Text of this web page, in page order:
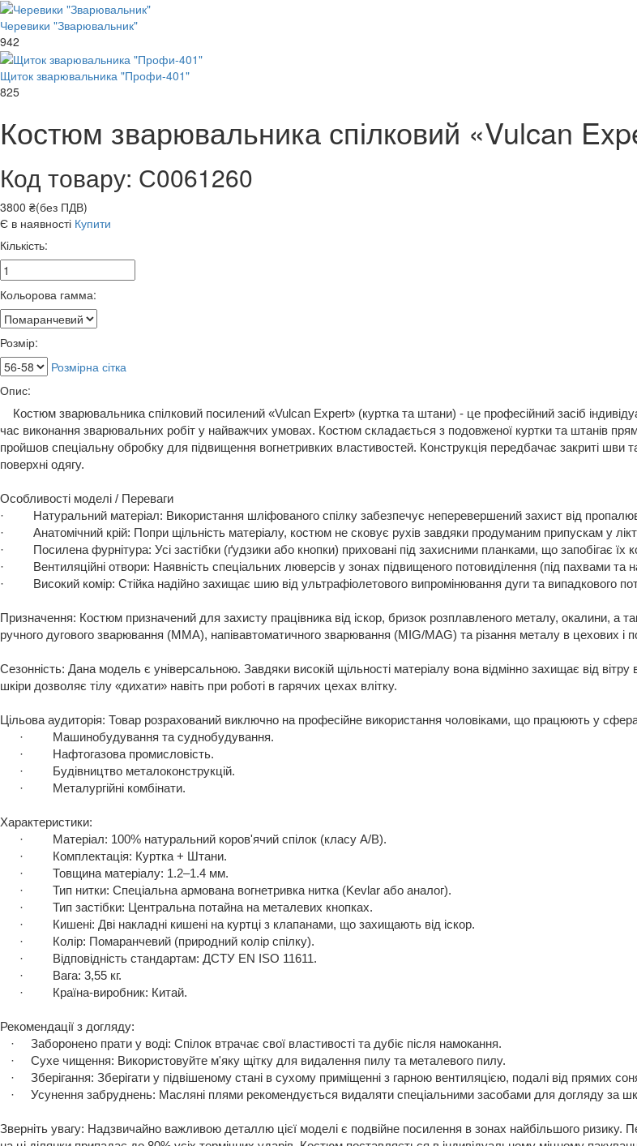
Черевики "Зварювальник"
942
Щиток зварювальника "Профи-401"
825
Костюм зварювальника спілковий «Vulcan
Код товару: С0061260
3800 ₴(без ПДВ)
Є в наявності Купити
Кількість:
Кольорова гамма:
Розмір:
Розмірна сітка
Опис:
Костюм зварювальника спілковий посилений «Vulcan Expert» (куртка та штани) - це професійний засіб
час виконання зварювальних робіт у найважчих умовах. Костюм складається з подовженої куртки та штанів
пройшов спеціальну обробку для підвищення вогнетривких властивостей. Конструкція передбачає закриті
поверхні одягу.
Особливості моделі / Переваги
·
Натуральний матеріал: Використання шліфованого спілку забезпечує неперевершений захист від
· Анатомічний крій: Попри щільність матеріалу, костюм не сковує рухів завдяки продуманим припускам у
·
Посилена фурнітура: Усі застібки (ґудзики або кнопки) приховані під захисними планками, що запобігає
·
Вентиляційні отвори: Наявність спеціальних люверсів у зонах підвищеного потовиділення (під пахвами та
·
Високий комір: Стійка надійно захищає шию від ультрафіолетового випромінювання дуги та випадкового
Призначення: Костюм призначений для захисту працівника від іскор, бризок розплавленого металу, окалини, а
ручного дугового зварювання (MMA), напівавтоматичного зварювання (MIG/MAG) та різання металу в цехових і
Сезонність: Дана модель є універсальною. Завдяки високій щільності матеріалу вона відмінно захищає від
шкіри дозволяє тілу «дихати» навіть при роботі в гарячих цехах влітку.
Цільова аудиторія: Товар розрахований виключно на професійне використання чоловіками, що працюють у
·
Машинобудування та суднобудування.
·
Нафтогазова промисловість.
·
Будівництво металоконструкцій.
·
Металургійні комбінати.
Характеристики:
·
Матеріал: 100% натуральний коров'ячий спілок (класу А/В).
·
Комплектація: Куртка + Штани.
· Товщина матеріалу: 1.2–1.4 мм.
· Тип нитки: Спеціальна армована вогнетривка нитка (Kevlar або аналог).
· Тип застібки: Центральна потайна на металевих кнопках.
·
Кишені: Дві накладні кишені на куртці з клапанами, що захищають від іскор.
·
Колір: Помаранчевий (природний колір спілку).
·
Відповідність стандартам: ДСТУ EN ISO 11611.
·
Вага: 3,55 кг.
·
Країна-виробник: Китай.
Рекомендації з догляду:
·
Заборонено прати у воді: Спілок втрачає свої властивості та дубіє після намокання.
·
Сухе чищення: Використовуйте м'яку щітку для видалення пилу та металевого пилу.
·
Зберігання: Зберігати у підвішеному стані в сухому приміщенні з гарною вентиляцією, подалі від прямих
·
Усунення забруднень: Масляні плями рекомендується видаляти спеціальними засобами для догляду за
Зверніть увагу: Надзвичайно важливою деталлю цієї моделі є подвійне посилення в зонах найбільшого